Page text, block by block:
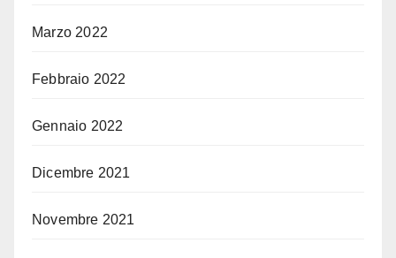
Marzo 2022
Febbraio 2022
Gennaio 2022
Dicembre 2021
Novembre 2021